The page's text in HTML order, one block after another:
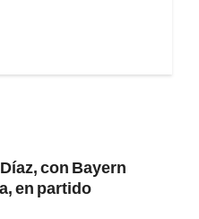
con Bayern
en partido